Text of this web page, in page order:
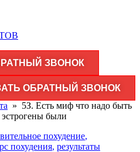
ЗВОНОК
ОБРАТНЫЙ ЗВОНОК
» 5З. Есть миф что надо быть
эстрогены были
похудение,
похудения, результаты